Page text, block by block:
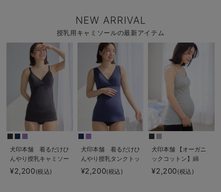
NEW ARRIVAL
授乳用キャミソールの最新アイテム
犬印本舗 着るだけひ
んやり授乳キャミソー
ル【出産後も長く使え
る】接触冷感
¥2,200(税込)
犬印本舗 着るだけひ
んやり授乳タンクトッ
プ【出産後も長く使え
る】接触冷感
¥2,200(税込)
犬印本舗 【オーガニ
ックコットン】綿
100％の肌にやさしい
授乳ができるキャミソ
¥2,200(税込)